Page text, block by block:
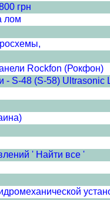
грн
лом
Rockfon (Рокфон)
- S-48 (S-58)
' Найти все '